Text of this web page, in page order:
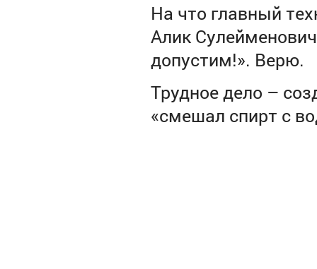
На что главный
Алик
допустим!». Верю.
Трудное дело –
«смешал спирт с